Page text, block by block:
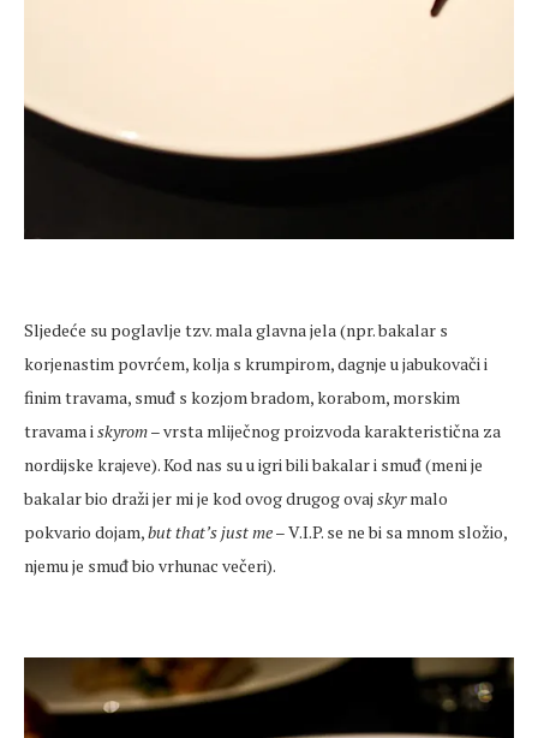
Sljedeće su poglavlje tzv. mala glavna jela (npr. bakalar s
korjenastim povrćem, kolja s krumpirom, dagnje u jabukovači i
finim travama, smuđ s kozjom bradom, korabom, morskim
travama iskyrom– vrsta mliječnog proizvoda karakteristična za
nordijske krajeve). Kod nas su u igri bili bakalar i smuđ (meni je
bakalar bio draži jer mi je kod ovog drugog ovaj skyrmalo
pokvario dojam,but that’s just me– V.I.P. se ne bi sa mnom složio,
njemu je smuđ bio vrhunac večeri).